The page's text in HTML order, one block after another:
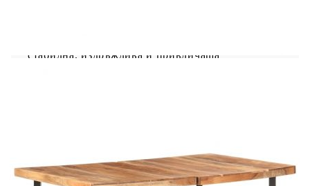
стабилна, издръжлива и привличаща
Цветовете на всеки артикул варират, което
прави всяка мебел уникална. Доставката е на
случаен принцип.